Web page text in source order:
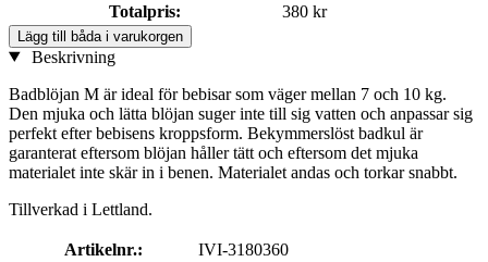
Totalpris:
380 kr
Lägg till båda i varukorgen
Beskrivning
Badblöjan M är ideal för bebisar som väger mellan 7 och 10 kg.
Den mjuka och lätta blöjan suger inte till sig vatten och anpassar sig
perfekt efter bebisens kroppsform. Bekymmerslöst badkul är
garanterat eftersom blöjan håller tätt och eftersom det mjuka
materialet inte skär in i benen. Materialet andas och torkar snabbt.
Tillverkad i Lettland.
Artikelnr.:
IVI-3180360